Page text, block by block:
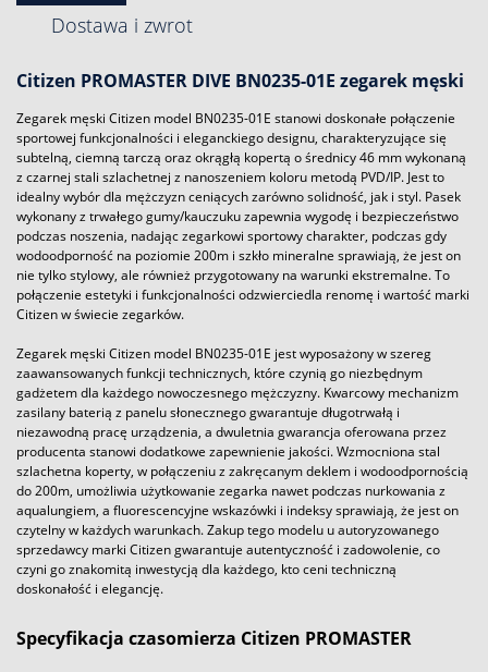
Dostawa i zwrot
Citizen PROMASTER DIVE BN0235-01E zegarek męski
Zegarek męski Citizen model BN0235-01E stanowi doskonałe połączenie
sportowej funkcjonalności i eleganckiego designu, charakteryzujące się
subtelną, ciemną tarczą oraz okrągłą kopertą o średnicy 46 mm wykonaną
z czarnej stali szlachetnej z nanoszeniem koloru metodą PVD/IP. Jest to
idealny wybór dla mężczyzn ceniących zarówno solidność, jak i styl. Pasek
wykonany z trwałego gumy/kauczuku zapewnia wygodę i bezpieczeństwo
podczas noszenia, nadając zegarkowi sportowy charakter, podczas gdy
wodoodporność na poziomie 200m i szkło mineralne sprawiają, że jest on
nie tylko stylowy, ale również przygotowany na warunki ekstremalne. To
połączenie estetyki i funkcjonalności odzwierciedla renomę i wartość marki
Citizen w świecie zegarków.
Zegarek męski Citizen model BN0235-01E jest wyposażony w szereg
zaawansowanych funkcji technicznych, które czynią go niezbędnym
gadżetem dla każdego nowoczesnego mężczyzny. Kwarcowy mechanizm
zasilany baterią z panelu słonecznego gwarantuje długotrwałą i
niezawodną pracę urządzenia, a dwuletnia gwarancja oferowana przez
producenta stanowi dodatkowe zapewnienie jakości. Wzmocniona stal
szlachetna koperty, w połączeniu z zakręcanym deklem i wodoodpornością
do 200m, umożliwia użytkowanie zegarka nawet podczas nurkowania z
aqualungiem, a fluorescencyjne wskazówki i indeksy sprawiają, że jest on
czytelny w każdych warunkach. Zakup tego modelu u autoryzowanego
sprzedawcy marki Citizen gwarantuje autentyczność i zadowolenie, co
czyni go znakomitą inwestycją dla każdego, kto ceni techniczną
doskonałość i elegancję.
Specyfikacja czasomierza Citizen PROMASTER